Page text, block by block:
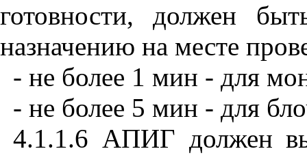
готовности, должен
назначению на месте
- не более 1 мин - для
- не более 5 мин - для
4.1.1.6 АПИГ должен